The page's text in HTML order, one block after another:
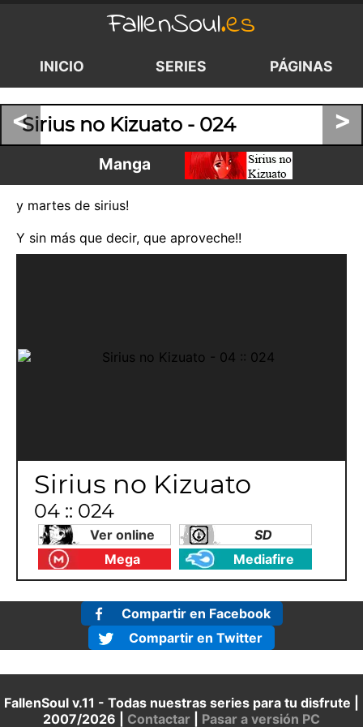
FallenSoul.es
INICIO SERIES PÁGINAS
< >
Sirius no Kizuato - 024
Manga
y martes de sirius!
Y sin más que decir, que aproveche!!
Sirius no Kizuato
04 :: 024
Ver online
SD
Mega
Mediafire
Compartir en Facebook
Compartir en Twitter
FallenSoul v.11 - Todas nuestras series para tu disfrute |
2007/2026 | Contactar Pasar a versión PC